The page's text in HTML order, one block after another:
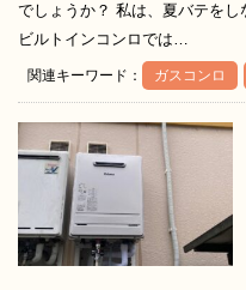
でしょうか？ 私は、夏バテを
ビルトインコンロでは…
関連キーワード： ガスコンロ